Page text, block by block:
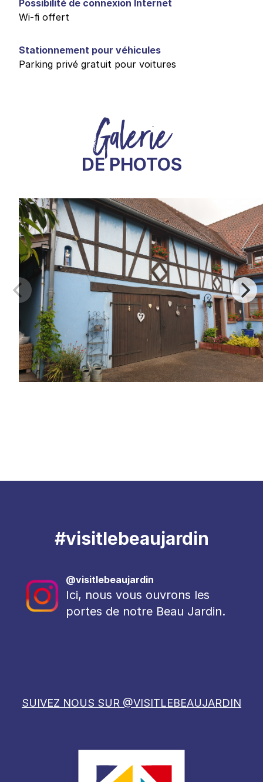
Possibilité de connexion Internet
Wi-fi offert
Stationnement pour véhicules
Parking privé gratuit pour voitures
Galerie
DE PHOTOS
#visitlebeaujardin
@visitlebeaujardin
Ici, nous vous ouvrons les
portes de notre Beau Jardin.
SUIVEZ NOUS SUR @VISITLEBEAUJARDIN